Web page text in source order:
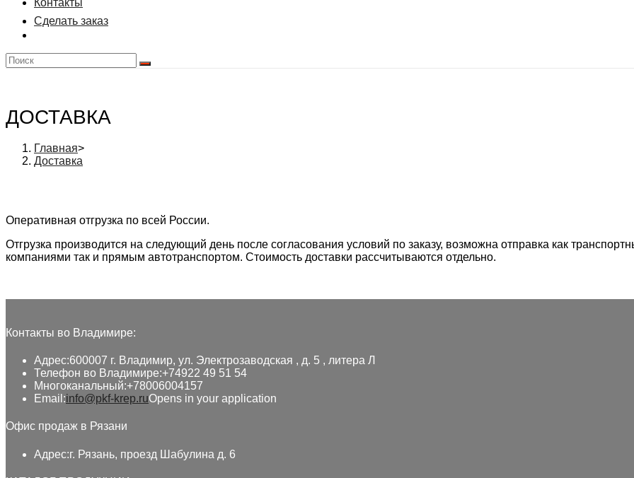
Контакты
Сделать заказ
ДОСТАВКА
Главная>
Доставка
Оперативная отгрузка по всей России.
Отгрузка производится на следующий день после согласования условий по заказу, возможна отправка как
компаниями так и прямым автотранспортом. Стоимость доставки рассчитываются отдельно.
Контакты во Владимире:
Адрес:600007 г. Владимир, ул. Электрозаводская , д. 5 , литера Л
Телефон во Владимире:+74922 49 51 54
Многоканальный:+78006004157
Email:info@pkf-krep.ruOpens in your application
Офис продаж в Рязани
Адрес:г. Рязань, проезд Шабулина д. 6